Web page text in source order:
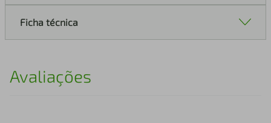
Ficha técnica
Avaliações